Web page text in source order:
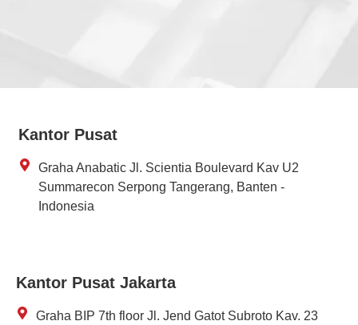
Kantor Pusat
Graha Anabatic Jl. Scientia Boulevard Kav U2
Summarecon Serpong Tangerang, Banten -
Indonesia
Kantor Pusat Jakarta
Graha BIP 7th floor Jl. Jend Gatot Subroto Kav. 23